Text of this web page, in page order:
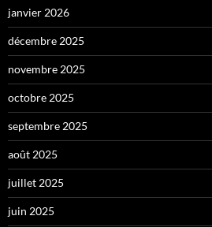
janvier 2026
décembre 2025
novembre 2025
octobre 2025
septembre 2025
août 2025
juillet 2025
juin 2025